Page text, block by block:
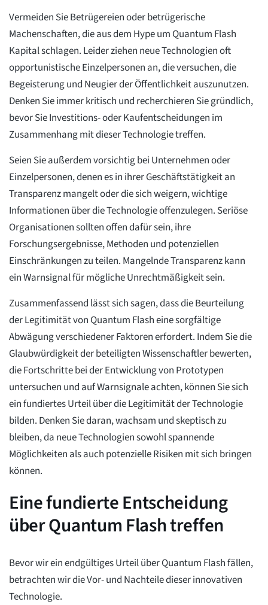
Vermeiden Sie Betrügereien oder betrügerische
Machenschaften, die aus dem Hype um Quantum Flash
Kapital schlagen. Leider ziehen neue Technologien oft
opportunistische Einzelpersonen an, die versuchen, die
Begeisterung und Neugier der Öffentlichkeit auszunutzen.
Denken Sie immer kritisch und recherchieren Sie gründlich,
bevor Sie Investitions- oder Kaufentscheidungen im
Zusammenhang mit dieser Technologie treffen.
Seien Sie außerdem vorsichtig bei Unternehmen oder
Einzelpersonen, denen es in ihrer Geschäftstätigkeit an
Transparenz mangelt oder die sich weigern, wichtige
Informationen über die Technologie offenzulegen. Seriöse
Organisationen sollten offen dafür sein, ihre
Forschungsergebnisse, Methoden und potenziellen
Einschränkungen zu teilen. Mangelnde Transparenz kann
ein Warnsignal für mögliche Unrechtmäßigkeit sein.
Zusammenfassend lässt sich sagen, dass die Beurteilung
der Legitimität von Quantum Flash eine sorgfältige
Abwägung verschiedener Faktoren erfordert. Indem Sie die
Glaubwürdigkeit der beteiligten Wissenschaftler bewerten,
die Fortschritte bei der Entwicklung von Prototypen
untersuchen und auf Warnsignale achten, können Sie sich
ein fundiertes Urteil über die Legitimität der Technologie
bilden. Denken Sie daran, wachsam und skeptisch zu
bleiben, da neue Technologien sowohl spannende
Möglichkeiten als auch potenzielle Risiken mit sich bringen
können.
Eine fundierte Entscheidung
über Quantum Flash treffen
Bevor wir ein endgültiges Urteil über Quantum Flash fällen,
betrachten wir die Vor- und Nachteile dieser innovativen
Technologie.